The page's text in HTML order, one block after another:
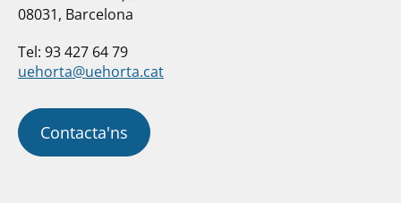
08031, Barcelona
Tel: 93 427 64 79
uehorta@uehorta.cat
Contacta'ns